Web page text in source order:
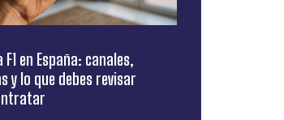
F1 en España: canales,
y lo que debes revisar